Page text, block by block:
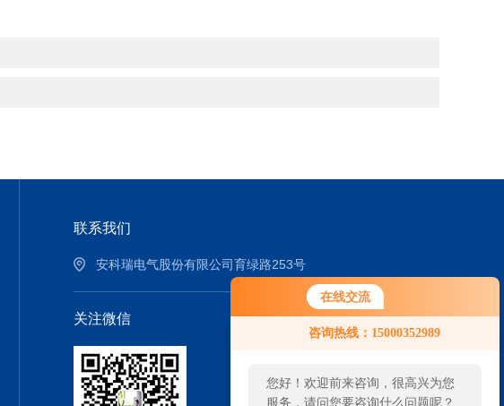
在线交流
咨询热线：15000352989
您好！欢迎前来咨询，很高兴为您
服务，请问您要咨询什么问题呢？
联系我们
安科瑞电气股份有限公司育绿路253号
关注微信